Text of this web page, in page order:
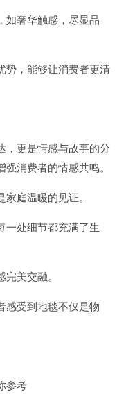
如奢华触感，尽显品
势，能够让消费者更清
，更是情感与故事的分
消费者的情感共鸣。
庭温暖的见证。
一处细节都充满了生
美交融。
感受到地毯不仅是物
参考